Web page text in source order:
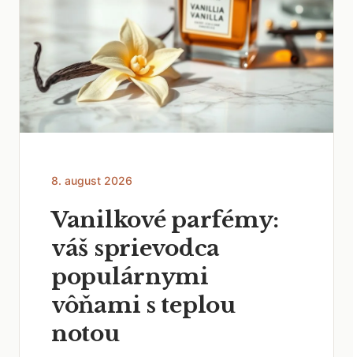
8. august 2026
Vanilkové parfémy:
váš sprievodca
populárnymi
vôňami s teplou
notou